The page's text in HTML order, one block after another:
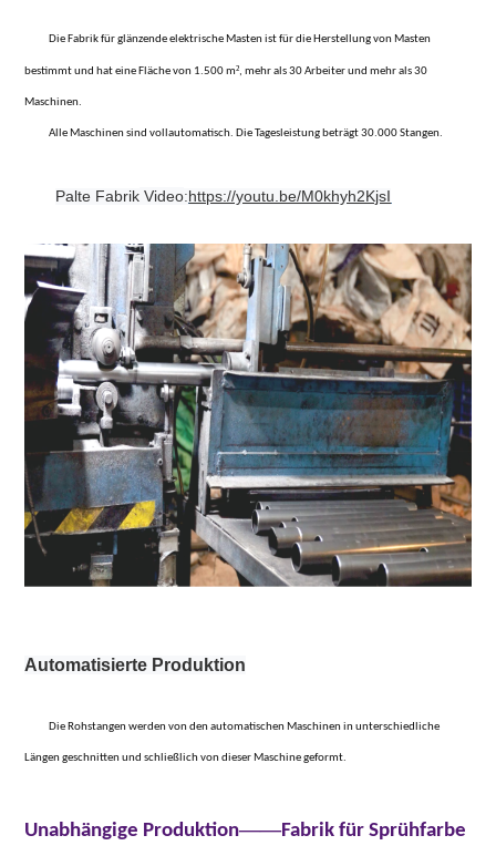
Die Fabrik für glänzende elektrische Masten ist für die Herstellung von Masten
bestimmt und hat eine Fläche von 1.500 m², mehr als 30 Arbeiter und mehr als 30
Maschinen.
Alle Maschinen sind vollautomatisch. Die Tagesleistung beträgt 30.000 Stangen.
Palte Fabrik Video:https://youtu.be/M0khyh2KjsI
Automatisierte Produktion
Die Rohstangen werden von den automatischen Maschinen in unterschiedliche
Längen geschnitten und schließlich von dieser Maschine geformt.
Unabhängige Produktion——Fabrik für Sprühfarbe